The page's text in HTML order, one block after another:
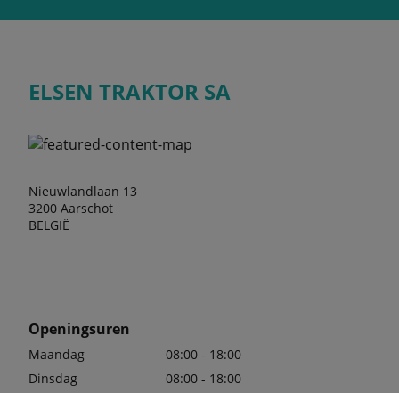
ELSEN TRAKTOR SA
Nieuwlandlaan 13
3200 Aarschot
BELGIË
Openingsuren
Maandag
08:00 - 18:00
Dinsdag
08:00 - 18:00